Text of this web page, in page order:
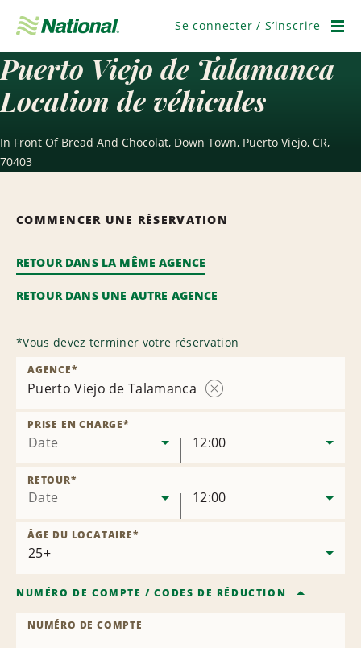
navigation
Se connecter / S’inscrire
Puerto Viejo de Talamanca
Location de véhicules
In Front Of Bread And Chocolat, Down Town, Puerto Viejo, CR,
70403
COMMENCER UNE RÉSERVATION
RETOUR DANS LA MÊME AGENCE
RETOUR DANS UNE AUTRE AGENCE
*Vous devez terminer votre réservation
Puerto Viejo de Talamanca
AGENCE*
Date
PRISE EN CHARGE*
12:00
Date
RETOUR*
12:00
ÂGE DU LOCATAIRE*
NUMÉRO DE COMPTE /CODES DE RÉDUCTION
NUMÉRO DE COMPTE